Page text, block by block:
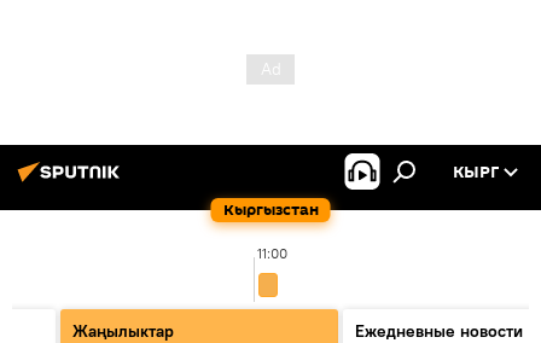
Кыргызстан
КЫРГ
11:00
Жаңылыктар
Ежедневные новости